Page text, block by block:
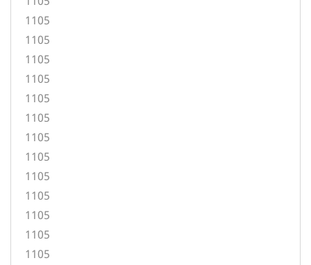
1105
1105
1105
1105
1105
1105
1105
1105
1105
1105
1105
1105
1105